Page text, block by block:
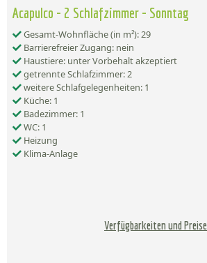
Acapulco - 2 Schlafzimmer - Sonntag
Gesamt-Wohnfläche (in m²): 29
Barrierefreier Zugang: nein
Haustiere: unter Vorbehalt akzeptiert
getrennte Schlafzimmer: 2
weitere Schlafgelegenheiten: 1
Küche: 1
Badezimmer: 1
WC: 1
Heizung
Klima-Anlage
Verfügbarkeiten und Preise